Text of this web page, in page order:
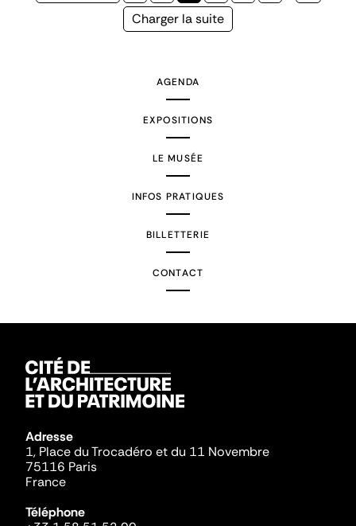
courante
Page
Charger la suite
AGENDA
EXPOSITIONS
LE MUSÉE
INFOS PRATIQUES
BILLETTERIE
CONTACT
Adresse
1, Place du Trocadéro et du 11 Novembre
75116 Paris
France
Téléphone